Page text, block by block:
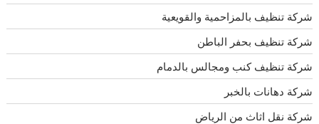
شركة تنظيف بالمزاحمية والقويعية
شركة تنظيف بحفر الباطن
شركة تنظيف كنب ومجالس بالدمام
شركة دهانات بالخبر
شركة نقل اثاث من الرياض